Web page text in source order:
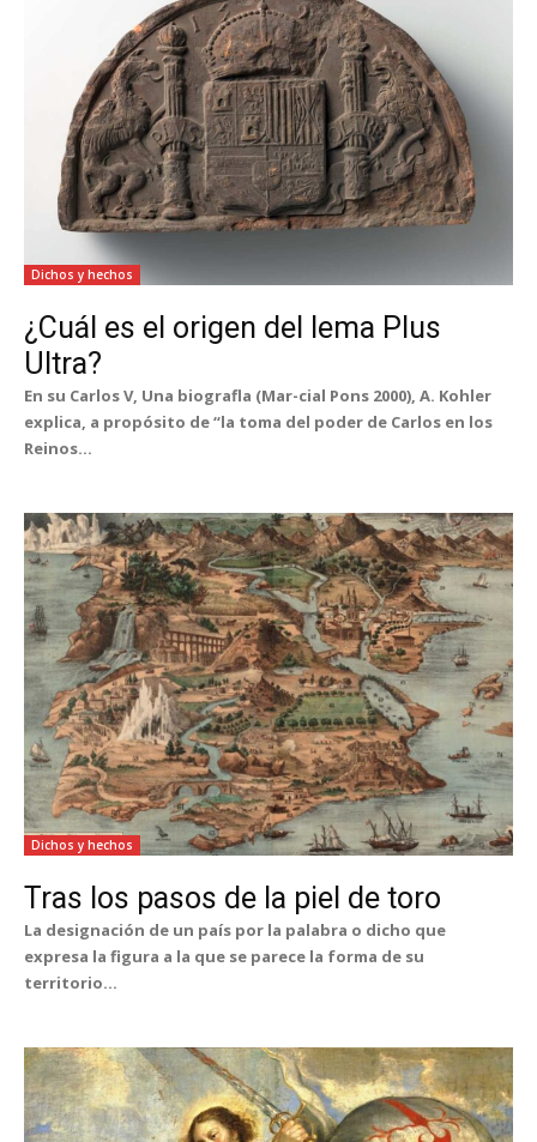
Dichos y hechos
¿Cuál es el origen del lema Plus
Ultra?
En su Carlos V, Una biografla (Mar-cial Pons 2000), A. Kohler
explica, a propósito de “la toma del poder de Carlos en los
Reinos...
Dichos y hechos
Tras los pasos de la piel de toro
La designación de un país por la palabra o dicho que
expresa la figura a la que se parece la forma de su
territorio...